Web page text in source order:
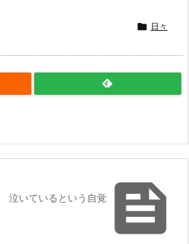
 日々

泣いているという自覚